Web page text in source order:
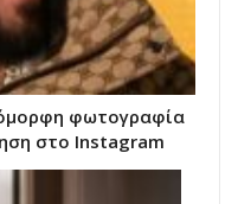
φωτογραφία
στο Instagram